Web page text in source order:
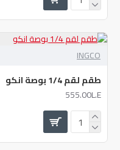
INGCO
طقم لقم 1/4 بوصة انكو
555.00L.E